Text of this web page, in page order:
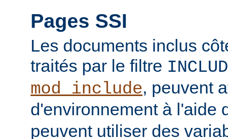
Pages SSI
Les documents inclus
traités par le filtre
mod_include, peuvent
d'environnement à l'aide
peuvent utiliser des